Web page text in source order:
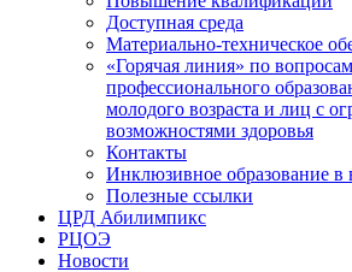
Доступная среда
Материально-техническое
«Горячая линия» по
профессионального
молодого возраста и лиц с
возможностями здоровья
Контакты
Инклюзивное образование в
Полезные ссылки
ЦРД Абилимпикс
РЦОЭ
Новости